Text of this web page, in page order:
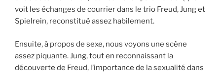
voit les échanges de courrier dans le trio Freud, Jung et
Spielrein, reconstitué assez habilement.
Ensuite, à propos de sexe, nous voyons une scène
assez piquante. Jung, tout en reconnaissant la
découverte de Freud, l’importance de la sexualité dans